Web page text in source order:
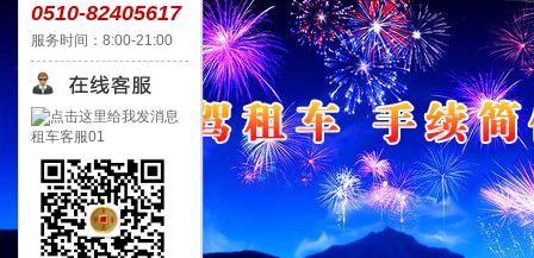
0510-82405617
服务时间：8:00-21:00
租车客服01